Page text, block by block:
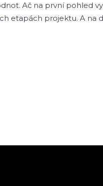
Ač na první pohled
etapách projektu. A na